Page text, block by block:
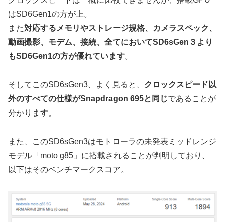
はSD6Gen1の方が上。
また対応するメモリやストレージ規格、カメラスペック、
動画撮影、モデム、接続、全てにおいてSD6sGen３より
もSD6Gen1の方が優れています。
そしてこのSD6sGen3、よく見ると、 クロックスピード以
外のすべての仕様がSnapdragon 695と同じであることが
分かります。
また、このSD6sGen3はモトローラの未発表ミッドレンジ
モデル「moto g85」に搭載されることが判明しており、
以下はそのベンチマークスコア。